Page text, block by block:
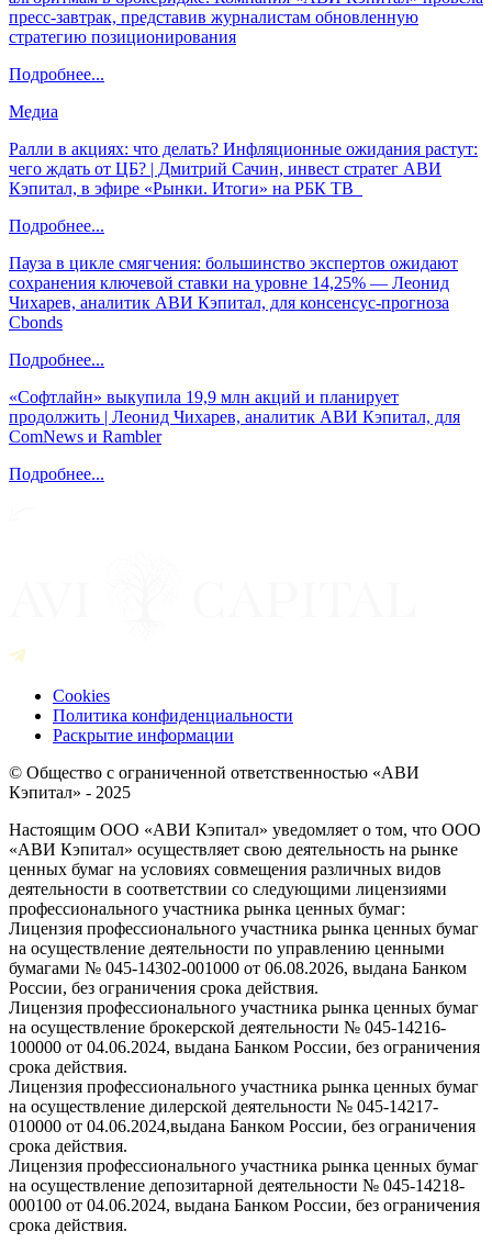
пресс-завтрак, представив журналистам обновленную
стратегию позиционирования
Подробнее...
Медиа
Ралли в акциях: что делать? Инфляционные ожидания растут:
чего ждать от ЦБ? | Дмитрий Сачин, инвест стратег АВИ
Кэпитал, в эфире «Рынки. Итоги» на РБК ТВ
Подробнее...
Пауза в цикле смягчения: большинство экспертов ожидают
сохранения ключевой ставки на уровне 14,25% — Леонид
Чихарев, аналитик АВИ Кэпитал, для консенсус-прогноза
Cbonds
Подробнее...
«Софтлайн» выкупила 19,9 млн акций и планирует
продолжить | Леонид Чихарев, аналитик АВИ Кэпитал, для
ComNews и Rambler
Подробнее...
Cookies
Политика конфиденциальности
Раскрытие информации
© Общество с ограниченной ответственностью «АВИ
Кэпитал» - 2025
Настоящим ООО «АВИ Кэпитал» уведомляет о том, что ООО
«АВИ Кэпитал» осуществляет свою деятельность на рынке
ценных бумаг на условиях совмещения различных видов
деятельности в соответствии со следующими лицензиями
профессионального участника рынка ценных бумаг:
Лицензия профессионального участника рынка ценных бумаг
на осуществление деятельности по управлению ценными
бумагами № 045-14302-001000 от 06.08.2026, выдана Банком
России, без ограничения срока действия.
Лицензия профессионального участника рынка ценных бумаг
на осуществление брокерской деятельности № 045-14216-
100000 от 04.06.2024, выдана Банком России, без ограничения
срока действия.
Лицензия профессионального участника рынка ценных бумаг
на осуществление дилерской деятельности № 045-14217-
010000 от 04.06.2024,выдана Банком России, без ограничения
срока действия.
Лицензия профессионального участника рынка ценных бумаг
на осуществление депозитарной деятельности № 045-14218-
000100 от 04.06.2024, выдана Банком России, без ограничения
срока действия.